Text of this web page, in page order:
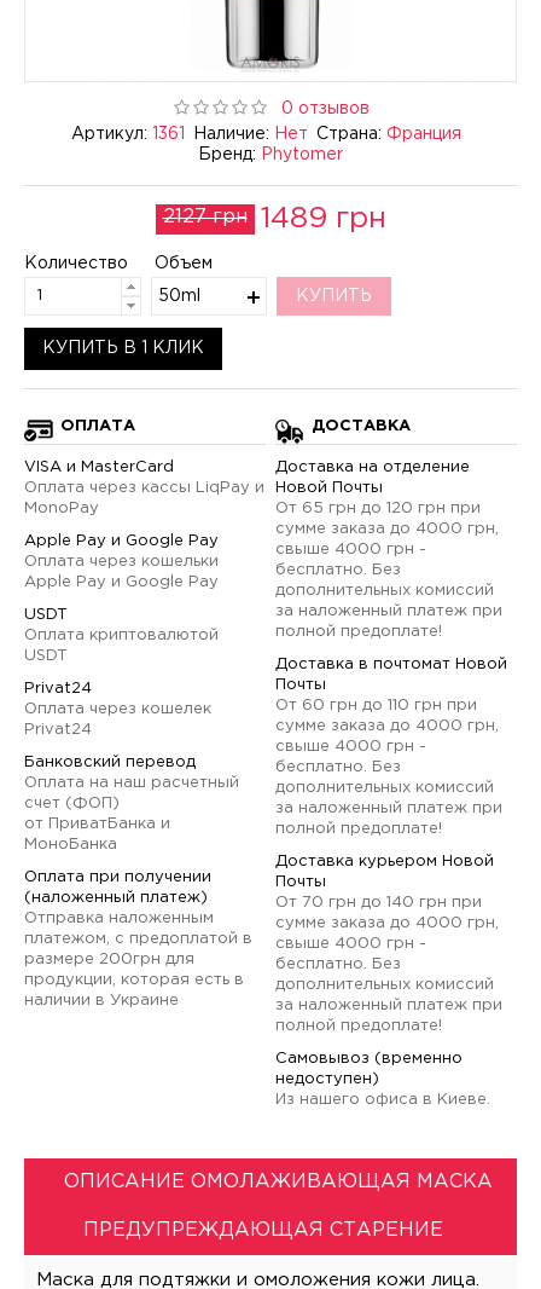
Артикул: 1361 Наличие: Нет Страна: Франция
Бренд:
Phytomer
0 отзывов
2127 грн 1489 грн
Количество Объем
50ml КУПИТЬ
КУПИТЬ В 1 КЛИК
ОПЛАТА
VISA и MasterCard
Оплата через кассы LiqPay и
MonoPay
Apple Pay и Google Pay
Оплата через кошельки
Apple Pay и Google Pay
USDT
Оплата криптовалютой
USDT
Privat24
Оплата через кошелек
Privat24
Банковский перевод
Оплата на наш расчетный
счет (ФОП)
от ПриватБанка и
МоноБанка
Оплата при получении
(наложенный платеж)
Отправка наложенным
платежом, с предоплатой в
размере 200грн для
продукции, которая есть в
наличии в Украине
ДОСТАВКА
Доставка на отделение
Новой Почты
От 65 грн до 120 грн при
сумме заказа до 4000 грн,
свыше 4000 грн -
бесплатно. Без
дополнительных комиссий
за наложенный платеж при
полной предоплате!
Доставка в почтомат Новой
Почты
От 60 грн до 110 грн при
сумме заказа до 4000 грн,
свыше 4000 грн -
бесплатно. Без
дополнительных комиссий
за наложенный платеж при
полной предоплате!
Доставка курьером Новой
Почты
От 70 грн до 140 грн при
сумме заказа до 4000 грн,
свыше 4000 грн -
бесплатно. Без
дополнительных комиссий
за наложенный платеж при
полной предоплате!
Самовывоз (временно
недоступен)
Из нашего офиса в Киеве.
ОПИСАНИЕ ОМОЛАЖИВАЮЩАЯ МАСКА
ПРЕДУПРЕЖДАЮЩАЯ СТАРЕНИЕ
Маска для подтяжки и омоложения кожи лица.